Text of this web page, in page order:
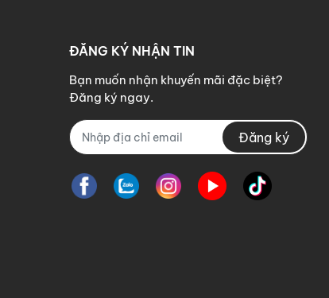
ĐĂNG KÝ NHẬN TIN
Bạn muốn nhận khuyến mãi đặc biệt?
Đăng ký ngay.
Đăng ký